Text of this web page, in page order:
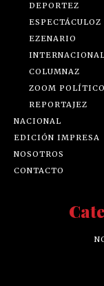
DEPORTEZ
ESPECTÁCULOZ
EZENARIO
INTERNACIONAL
COLUMNAZ
ZOOM POLÍTICO
REPORTAJEZ
NACIONAL
EDICIÓN IMPRESA
NOSOTROS
CONTACTO